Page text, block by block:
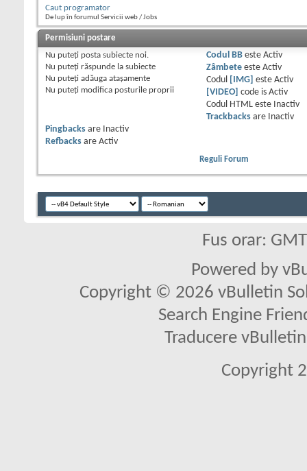
Caut programator
De lup în forumul Servicii web / Jobs
Permisiuni postare
Nu puteţi posta subiecte noi.
Nu puteţi răspunde la subiecte
Nu puteţi adăuga ataşamente
Nu puteţi modifica posturile proprii
Codul BBeste Activ
Zâmbeteeste Activ
Codul
[IMG] este Activ
[VIDEO]
code is Activ
Codul HTML este
Inactiv
Trackbacksare
Inactiv
Pingbacks are
Inactiv
Refbacks are Activ
Reguli Forum
Fus orar:
Powered by
Copyright © 2026 vBulletin
Search Engine
Traducere
Copyright